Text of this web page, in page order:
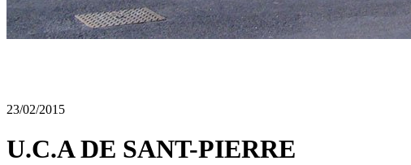
23/02/2015
U.C.A DE SANT-PIERRE